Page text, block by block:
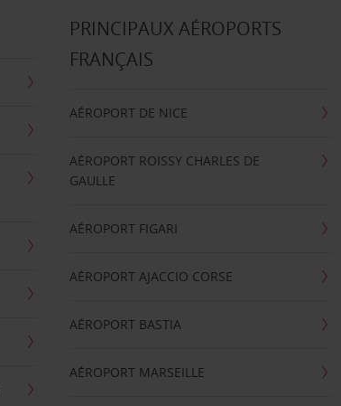
PRINCIPAUX AÉROPORTS
FRANÇAIS
AÉROPORT DE NICE
AÉROPORT ROISSY CHARLES DE
GAULLE
AÉROPORT FIGARI
AÉROPORT AJACCIO CORSE
AÉROPORT BASTIA
AÉROPORT MARSEILLE